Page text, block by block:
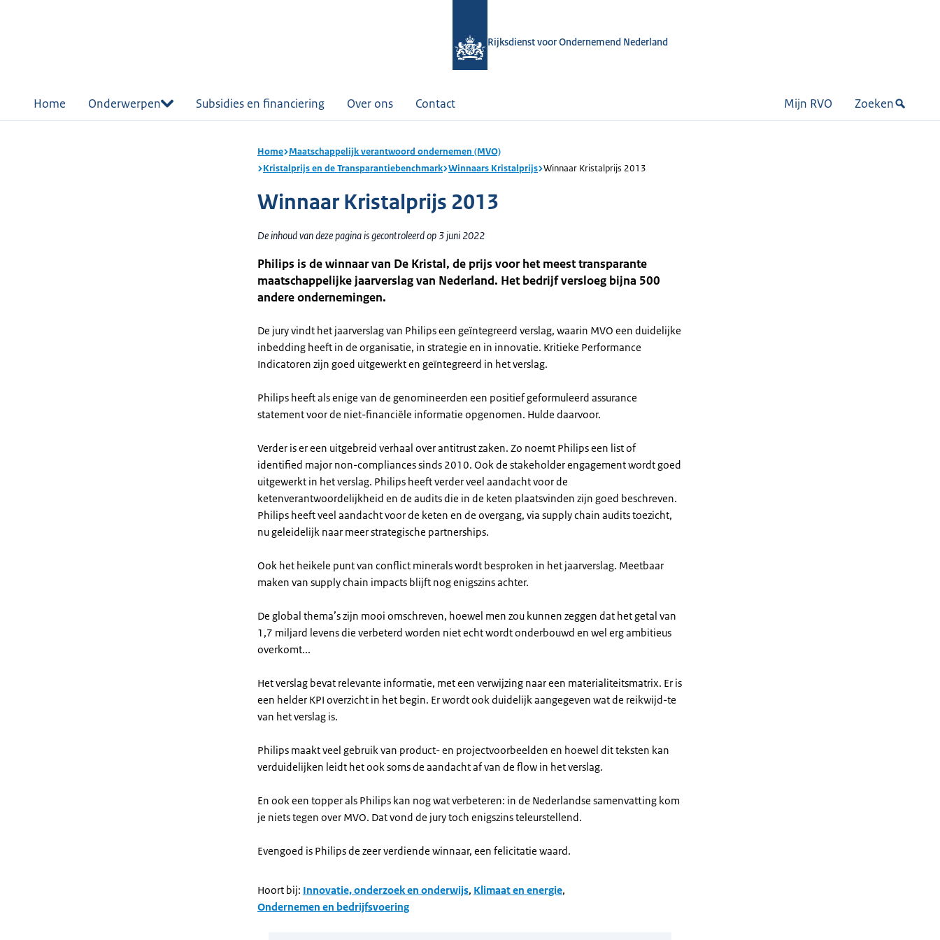
Rijksdienst voor Ondernemend Nederland
Home Onderwerpen Subsidies en financiering Over ons Contact Mijn RVO Zoeken
Home Maatschappelijk verantwoord ondernemen (MVO)
Kristalprijs en de Transparantiebenchmark Winnaars Kristalprijs Winnaar Kristalprijs 2013
Winnaar Kristalprijs 2013
De inhoud van deze pagina is gecontroleerd op 3 juni 2022
Philips is de winnaar van De Kristal, de prijs voor het meest transparante
maatschappelijke jaarverslag van Nederland. Het bedrijf versloeg bijna 500
andere ondernemingen.
De jury vindt het jaarverslag van Philips een geïntegreerd verslag, waarin MVO een duidelijke
inbedding heeft in de organisatie, in strategie en in innovatie. Kritieke Performance
Indicatoren zijn goed uitgewerkt en geïntegreerd in het verslag.
Philips heeft als enige van de genomineerden een positief geformuleerd assurance
statement voor de niet-financiële informatie opgenomen. Hulde daarvoor.
Verder is er een uitgebreid verhaal over antitrust zaken. Zo noemt Philips een list of
identified major non-compliances sinds 2010. Ook de stakeholder engagement wordt goed
uitgewerkt in het verslag. Philips heeft verder veel aandacht voor de
ketenverantwoordelijkheid en de audits die in de keten plaatsvinden zijn goed beschreven.
Philips heeft veel aandacht voor de keten en de overgang, via supply chain audits toezicht,
nu geleidelijk naar meer strategische partnerships.
Ook het heikele punt van conflict minerals wordt besproken in het jaarverslag. Meetbaar
maken van supply chain impacts blijft nog enigszins achter.
De global thema’s zijn mooi omschreven, hoewel men zou kunnen zeggen dat het getal van
1,7 miljard levens die verbeterd worden niet echt wordt onderbouwd en wel erg ambitieus
overkomt...
Het verslag bevat relevante informatie, met een verwijzing naar een materialiteitsmatrix. Er is
een helder KPI overzicht in het begin. Er wordt ook duidelijk aangegeven wat de reikwijd-te
van het verslag is.
Philips maakt veel gebruik van product- en projectvoorbeelden en hoewel dit teksten kan
verduidelijken leidt het ook soms de aandacht af van de flow in het verslag.
En ook een topper als Philips kan nog wat verbeteren: in de Nederlandse samenvatting kom
je niets tegen over MVO. Dat vond de jury toch enigszins teleurstellend.
Evengoed is Philips de zeer verdiende winnaar, een felicitatie waard.
Hoort bij: Innovatie, onderzoek en onderwijs, Klimaat en energie,
Ondernemen en bedrijfsvoering